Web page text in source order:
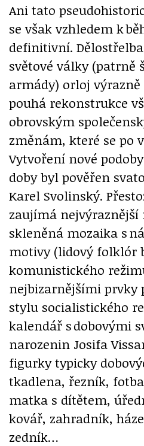
Ani tato
se však vzhledem k
definitivní.
světové války (patrně
armády) orloj
pouhá rekonstrukce
obrovským
změnám, které se po
Vytvoření nové
doby byl pověřen
Karel Svolinský.
zaujímá
skleněná mozaika s
motivy (lidový folklór
komunistického
nejbizarnějšími prvky
stylu socialistického
kalendář s dobovými
narozenin Josifa
figurky typicky
tkadlena, řezník,
matka s dítětem,
kovář, zahradník,
zedník…